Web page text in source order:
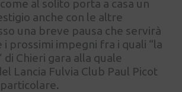
al solito porta a casa un
anche con le altre
una breve pausa che servirà
prossimi impegni fra i quali “la
di Chieri gara alla quale
Lancia Fulvia Club Paul Picot